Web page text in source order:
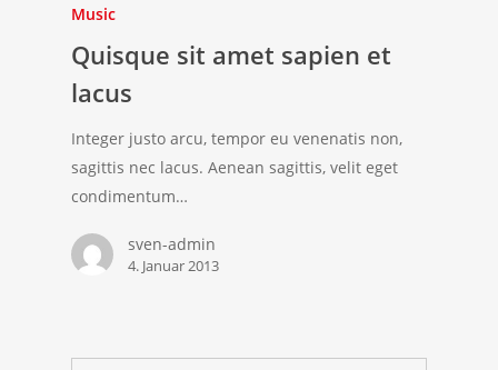
Music
Quisque sit amet sapien et
lacus
Integer justo arcu, tempor eu venenatis non,
sagittis nec lacus. Aenean sagittis, velit eget
condimentum…
sven-admin
4. Januar 2013